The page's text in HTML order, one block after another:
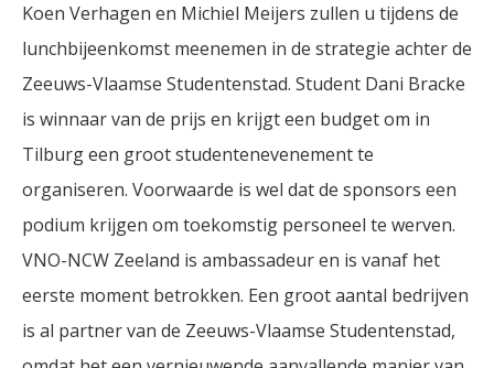
Koen Verhagen en Michiel Meijers zullen u tijdens de
lunchbijeenkomst meenemen in de strategie achter de
Zeeuws-Vlaamse Studentenstad. Student Dani Bracke
is winnaar van de prijs en krijgt een budget om in
Tilburg een groot studentenevenement te
organiseren. Voorwaarde is wel dat de sponsors een
podium krijgen om toekomstig personeel te werven.
VNO-NCW Zeeland is ambassadeur en is vanaf het
eerste moment betrokken. Een groot aantal bedrijven
is al partner van de Zeeuws-Vlaamse Studentenstad,